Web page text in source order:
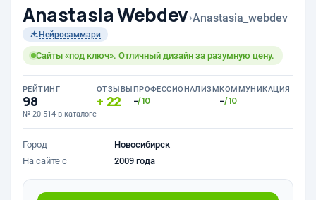
Anastasia Webdev›Anastasia_webdev
Нейросаммари
Сайты «под ключ». Отличный дизайн за разумную цену.
РЕЙТИНГ
98
№ 20 514 в каталоге
ОТЗЫВЫ
22
ПРОФЕССИОНАЛИЗМ
-/10
КОММУНИКАЦИЯ
-/10
Город
Новосибирск
На сайте с
2009 года